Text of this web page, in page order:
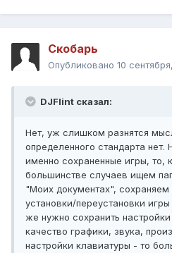
Скобарь
Опубликовано 10
DJFlint сказал:
Нет, уж слишком разнятся
определенного стандарта нет.
именно сохраненные игры, то,
большинстве случаев ищем
"Моих документах", сохраняем
установки/переустановки
же нужно сохранить
качество графики, звука,
настройки клавиатуры - то